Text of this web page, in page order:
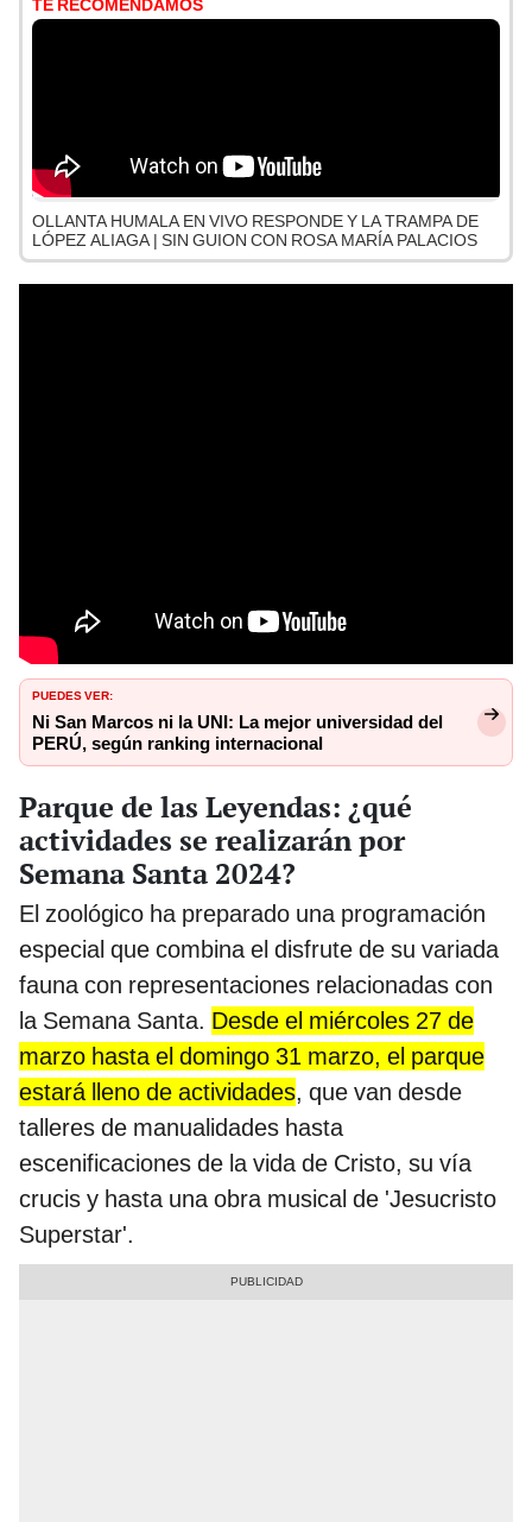
TE RECOMENDAMOS
OLLANTA HUMALA EN VIVO RESPONDE Y LA TRAMPA DE
LÓPEZ ALIAGA | SIN GUION CON ROSA MARÍA PALACIOS
PUEDES VER:
Ni San Marcos ni la UNI: La mejor universidad del
PERÚ, según ranking internacional
Parque de las Leyendas: ¿qué
actividades se realizarán por
Semana Santa 2024?
El zoológico ha preparado una programación
especial que combina el disfrute de su variada
fauna con representaciones relacionadas con
la Semana Santa. Desde el miércoles 27 de
marzo hasta el domingo 31 marzo, el parque
estará lleno de actividades, que van desde
talleres de manualidades hasta
escenificaciones de la vida de Cristo, su vía
crucis y hasta una obra musical de 'Jesucristo
Superstar'.